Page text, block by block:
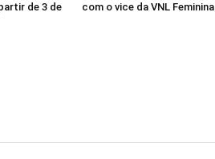
de 3 de
com o vice da VNL Feminina